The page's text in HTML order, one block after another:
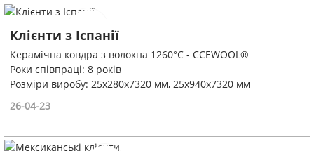
Клієнти з Іспанії
Керамічна ковдра з волокна 1260°C - CCEWOOL®
Роки співпраці: 8 років
Розміри виробу: 25x280x7320 мм, 25x940x7320 мм
26-04-23